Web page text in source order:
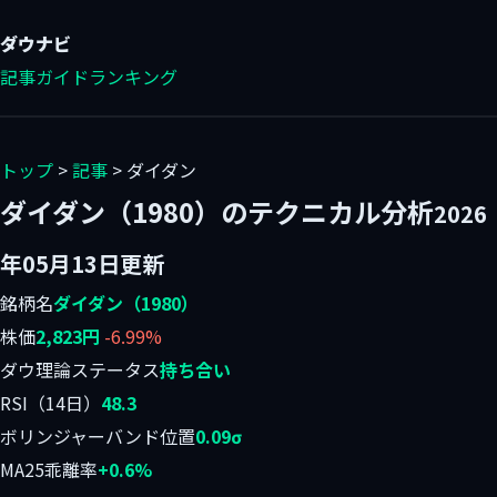
ダウナビ
記事ガイドランキング
トップ >記事 > ダイダン
ダイダン（1980）のテクニカル分析2026
年05月13日更新
銘柄名ダイダン（1980）
株価2,823円 -6.99%
ダウ理論ステータス持ち合い
RSI（14日） 48.3
ボリンジャーバンド位置0.09σ
MA25乖離率+0.6%